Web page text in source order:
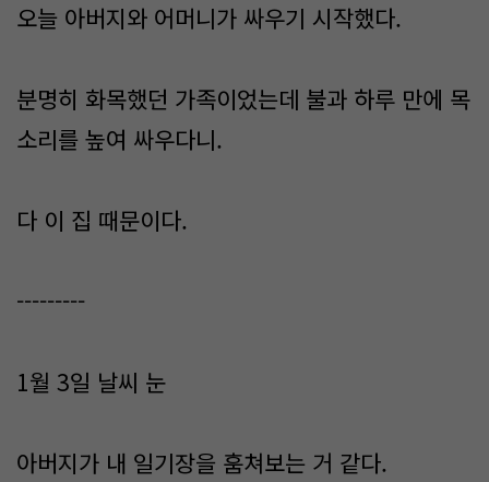
오늘 아버지와 어머니가 싸우기 시작했다.
분명히 화목했던 가족이었는데 불과 하루 만에 목
소리를 높여 싸우다니.
다 이 집 때문이다.
---------
1월 3일 날씨 눈
아버지가 내 일기장을 훔쳐보는 거 같다.